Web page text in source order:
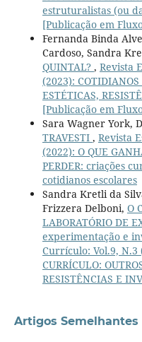
estruturalistas (ou
[Publicação em
Fernanda Binda
Cardoso, Sandra
QUINTAL? , Revista
(2023): COTIDIANOS
ESTÉTICAS,
[Publicação em
Sara Wagner York,
TRAVESTI , Revista
(2022): O QUE
PERDER: criações
cotidianos escolares
Sandra Kretli da
Frizzera Delboni, O
LABORATÓRIO DE
experimentação e
Currículo: Vol.9, N.3
CURRÍCULO:
RESISTÊNCIAS E
Artigos Semelhantes